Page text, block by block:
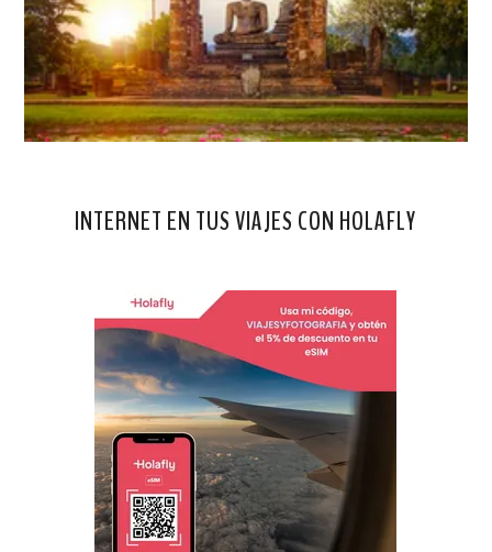
INTERNET EN TUS VIAJES CON HOLAFLY